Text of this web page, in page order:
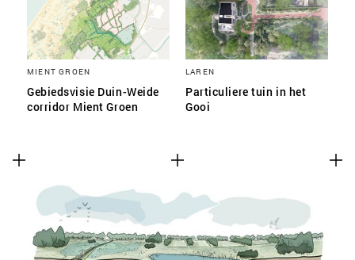
MIENT GROEN
Gebiedsvisie Duin-Weide
corridor Mient Groen
LAREN
Particuliere tuin in het
Gooi